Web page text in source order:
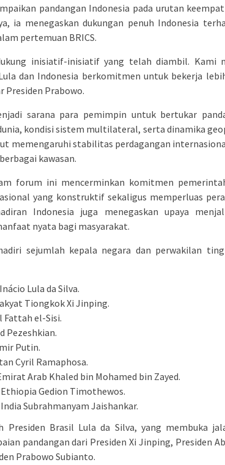
pandangan Indonesia pada urutan
ia menegaskan dukungan penuh Indonesia
pertemuan BRICS.
inisiatif-inisiatif yang telah diambil. Kami
dan Indonesia berkomitmen untuk bekerja
Presiden Prabowo.
sarana para pemimpin untuk bertukar
kondisi sistem multilateral, serta dinamika
memengaruhi stabilitas perdagangan
kawasan.
forum ini mencerminkan komitmen
yang konstruktif sekaligus memperluas
Indonesia juga menegaskan upaya
nyata bagi masyarakat.
sejumlah kepala negara dan perwakilan
Lula da Silva.
Tiongkok Xi Jinping.
Fattah el-Sisi.
Pezeshkian.
Putin.
Cyril Ramaphosa.
Arab Khaled bin Mohamed bin Zayed.
Gedion Timothewos.
Subrahmanyam Jaishankar.
Presiden Brasil Lula da Silva, yang membuka
pandangan dari Presiden Xi Jinping, Presiden
Prabowo Subianto.